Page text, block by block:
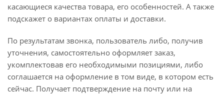
касающиеся качества товара, его особенностей. А также
подскажет о вариантах оплаты и доставки.
По результатам звонка, пользователь либо, получив
уточнения, самостоятельно оформляет заказ,
укомплектовав его необходимыми позициями, либо
соглашается на оформление в том виде, в котором есть
сейчас. Получает подтверждение на почту или на